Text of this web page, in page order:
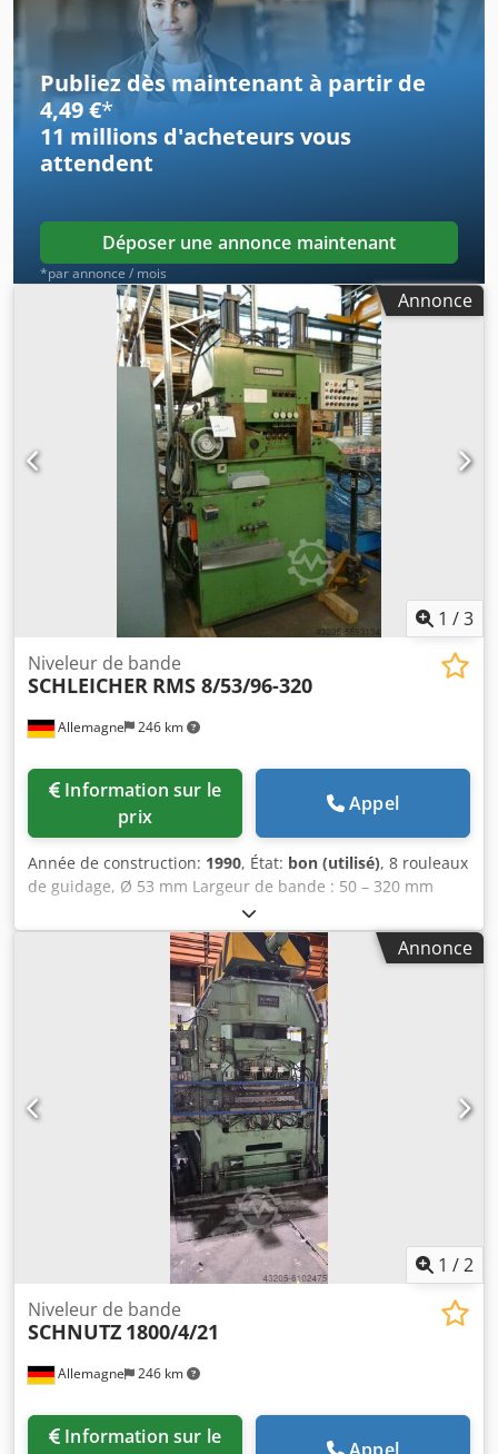
Publiez dès maintenant à partir de
4,49 €*
11 millions d'acheteursvous
attendent
Déposer une annonce maintenant
*par annonce / mois
Annonce
1 /3
Allemagne 246 km
Niveleur de bande
SCHLEICHER RMS 8/53/96-320
prix
Appel
Année de construction: 1990, État: bon (utilisé), 8 rouleaux
de guidage, Ø 53 mm Largeur de bande : 50 – 320 mm
Credpfxsgq D Ars Ah Tef Épaisseur de bande : 0,4 – 3 mm
Annonce
1 /2
Allemagne 246 km
Niveleur de bande
SCHNUTZ 1800/4/21